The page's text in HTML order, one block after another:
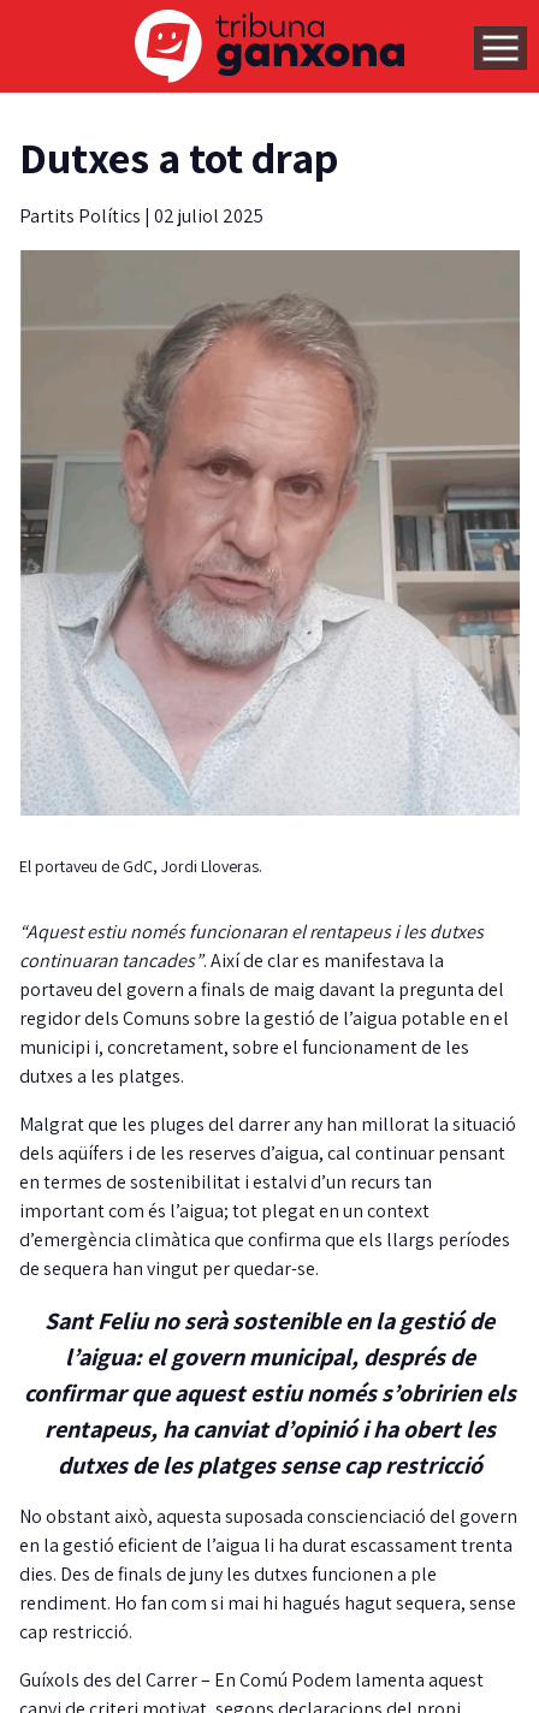
Dutxes a tot drap
Partits Polítics | 02 juliol 2025
El portaveu de GdC, Jordi Lloveras.
“Aquest estiu només funcionaran el rentapeus i les dutxes
continuaran tancades”. Així de clar es manifestava la
portaveu del govern a finals de maig davant la pregunta del
regidor dels Comuns sobre la gestió de l’aigua potable en el
municipi i, concretament, sobre el funcionament de les
dutxes a les platges.
Malgrat que les pluges del darrer any han millorat la situació
dels aqüífers i de les reserves d’aigua, cal continuar pensant
en termes de sostenibilitat i estalvi d’un recurs tan
important com és l’aigua; tot plegat en un context
d’emergència climàtica que confirma que els llargs períodes
de sequera han vingut per quedar-se.
Sant Feliu no serà sostenible en la gestió de
l’aigua: el govern municipal, després de
confirmar que aquest estiu només s’obririen els
rentapeus, ha canviat d’opinió i ha obert les
dutxes de les platges sense cap restricció
No obstant això, aquesta suposada conscienciació del govern
en la gestió eficient de l’aigua li ha durat escassament trenta
dies. Des de finals de juny les dutxes funcionen a ple
rendiment. Ho fan com si mai hi hagués hagut sequera, sense
cap restricció.
Guíxols des del Carrer – En Comú Podem lamenta aquest